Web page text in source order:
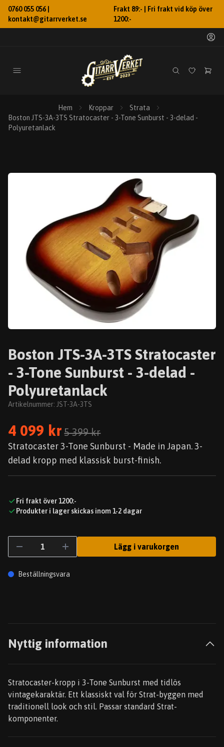
0760 055 056 |
kontakt@gitarrverket.se
Frakt 89:- | Fri frakt vid köp över
1200:-
Hem Kroppar
Strata
Boston JTS-3A-3TS Stratocaster - 3-Tone Sunburst - 3-delad -
Polyuretanlack
Boston JTS-3A-3TS Stratocaster
- 3-Tone Sunburst - 3-delad -
Polyuretanlack
Artikelnummer: JST-3A-3TS
4 099 kr 5 399 kr
Stratocaster 3-Tone Sunburst - Made in Japan. 3-
delad kropp med klassisk burst-finish.
Fri frakt över 1200:-
Produkter i lager skickas inom 1-2 dagar
Lägg i varukorgen
Beställningsvara
Nyttig information
Stratocaster-kropp i 3-Tone Sunburst med tidlös
vintagekaraktär. Ett klassiskt val för Strat-byggen med
traditionell look och stil. Passar standard Strat-
komponenter.